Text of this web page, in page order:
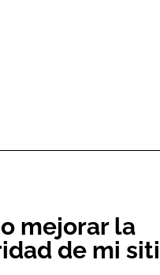
mejorar la
de mi